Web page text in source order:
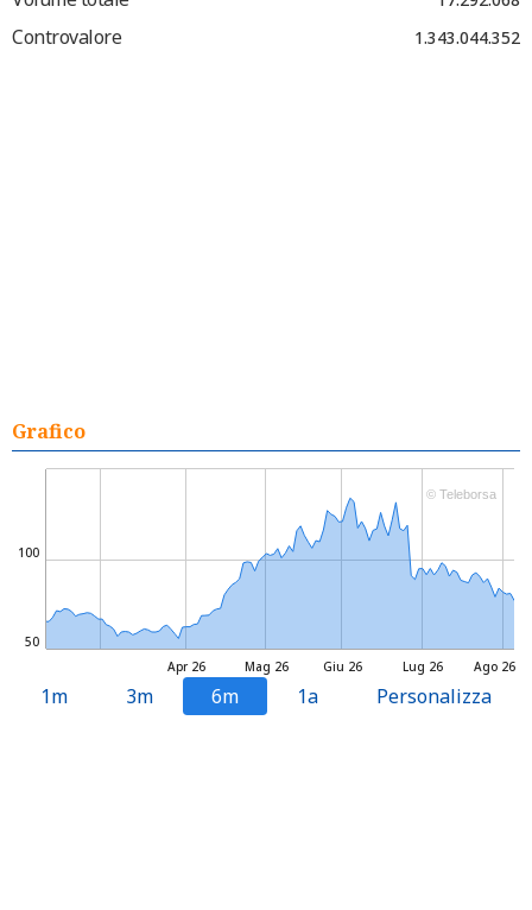
Controvalore 1.343.044.352
Grafico
Mag 26 Lug 26
Apr 26 Giu 26 Ago 26
50
100
© Teleborsa
1m 3m 6m 1a Personalizza